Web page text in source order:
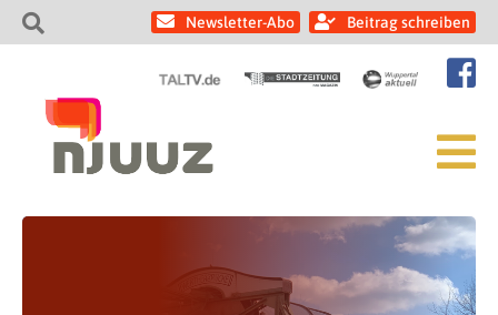
Newsletter-Abo Beitrag schreiben